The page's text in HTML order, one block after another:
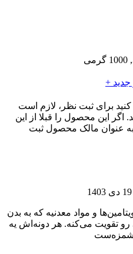
+
برای ثبت نظر، لازم است
اگر این محصول را قبلا از این
عنوان مالک محصول ثبت
19 دی 1403
و مواد معدنیه که به بدن
رو تقویت می‌کنه. هر دونه‌اش یه